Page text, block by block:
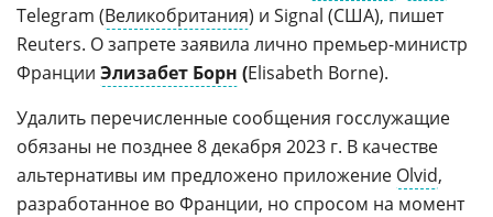
Telegram (Великобритания) и Signal (США), пишет
Reuters. О запрете заявила лично премьер-министр
Франции Элизабет Борн (Elisabeth Borne).
Удалить перечисленные сообщения госслужащие
обязаны не позднее 8 декабря 2023 г. В качестве
альтернативы им предложено приложение Olvid,
разработанное во Франции, но спросом на момент